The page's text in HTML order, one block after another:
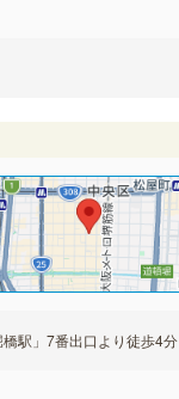
駅」7番出口より徒歩4分